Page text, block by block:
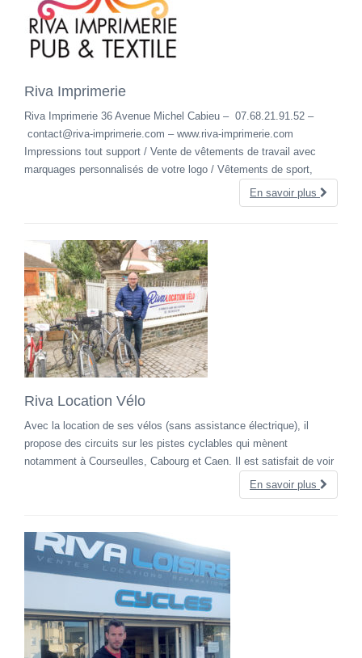
Riva Imprimerie
Riva Imprimerie 36 Avenue Michel Cabieu – 07.68.21.91.52 –
contact@riva-imprimerie.com – www.riva-imprimerie.com
Impressions tout support / Vente de vêtements de travail avec
marquages personnalisés de votre logo / Vêtements de sport,
En savoir plus
Riva Location Vélo
Avec la location de ses vélos (sans assistance électrique), il
propose des circuits sur les pistes cyclables qui mènent
notamment à Courseulles, Cabourg et Caen. Il est satisfait de voir
En savoir plus